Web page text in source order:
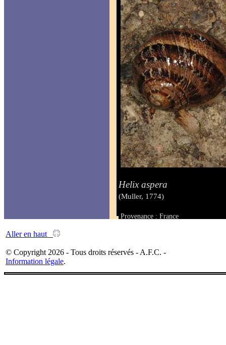
Helix aspera
(Muller, 1774)
Provenance : France
Aller en haut
© Copyright 2026 - Tous droits réservés - A.F.C. -
Information légale.